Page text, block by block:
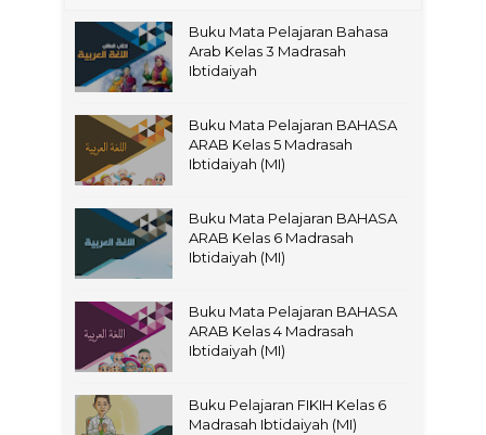
Buku Mata Pelajaran Bahasa
Arab Kelas 3 Madrasah
Ibtidaiyah
Buku Mata Pelajaran BAHASA
ARAB Kelas 5 Madrasah
Ibtidaiyah (MI)
Buku Mata Pelajaran BAHASA
ARAB Kelas 6 Madrasah
Ibtidaiyah (MI)
Buku Mata Pelajaran BAHASA
ARAB Kelas 4 Madrasah
Ibtidaiyah (MI)
Buku Pelajaran FIKIH Kelas 6
Madrasah Ibtidaiyah (MI)